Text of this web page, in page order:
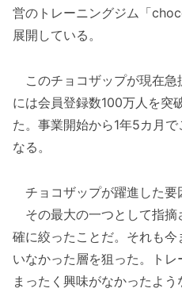
営のトレーニングジム「
展開している。
このチョコザップが現在急
には会員登録数100万人を突
た。事業開始から1年5カ月
なる。
チョコザップが躍進した要
その最大の一つとして指摘
確に絞ったことだ。それも
いなかった層を狙った。ト
まったく興味がなかったよ